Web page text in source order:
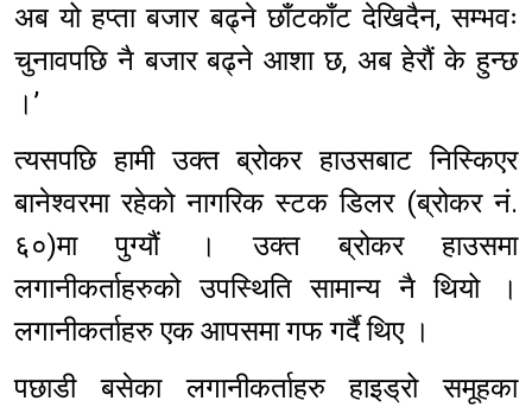
अब यो हप्ता बजार बढ्ने छाँटकाँट देखिदैन, सम्भवः
चुनावपछि नै बजार बढ्ने आशा छ, अब हेरौं के हुन्छ
।’
त्यसपछि हामी उक्त ब्रोकर हाउसबाट निस्किएर
बानेश्वरमा रहेको नागरिक स्टक डिलर (ब्रोकर नं.
६०)मा पुग्यौं । उक्त ब्रोकर हाउसमा
लगानीकर्ताहरुको उपस्थिति सामान्य नै थियो ।
लगानीकर्ताहरु एक आपसमा गफ गर्दै थिए ।
पछाडी बसेका लगानीकर्ताहरु हाइड्रो समूहका